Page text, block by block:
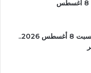
أسعار الذهب اليوم السبت 8 أغسطس 2026..